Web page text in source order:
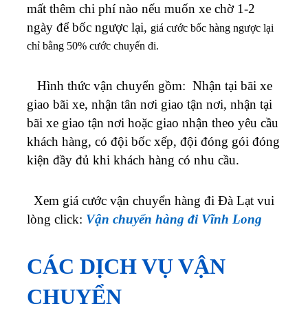
mất thêm chi phí nào nếu muốn xe chờ 1-2
ngày để bốc ngược lại, giá cước bốc hàng ngược lại
chỉ bằng 50% cước chuyến đi.
Hình thức vận chuyển gồm: Nhận tại bãi xe
giao bãi xe, nhận tân nơi giao tận nơi, nhận tại
bãi xe giao tận nơi hoặc giao nhận theo yêu cầu
khách hàng, có đội bốc xếp, đội đóng gói đóng
kiện đầy đủ khi khách hàng có nhu cầu.
Xem giá cước vận chuyển hàng đi Đà Lạt vui
lòng click: Vận chuyển hàng đi Vĩnh Long
CÁC DỊCH VỤ VẬN
CHUYỂN